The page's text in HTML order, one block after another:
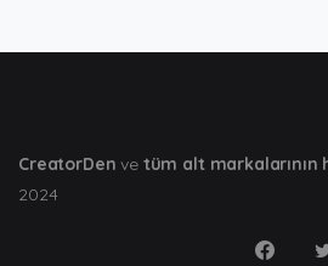
CreatorDen ve tüm alt markalarının
2024